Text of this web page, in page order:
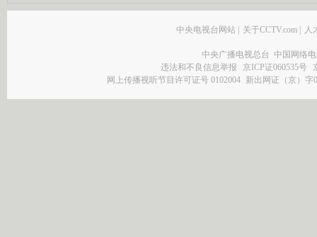
中央电视台网站 | 关于CCTV.com | 人
中央广播电视总台 中国网络
违法和不良信息举报
京ICP证060535号
网上传播视听节目许可证号 0102004 新出网证（京）